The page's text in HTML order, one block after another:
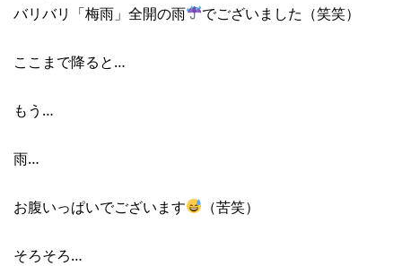
バリバリ「梅雨」全開の雨
でございました（笑笑）
ここまで降ると…
もう…
雨…
お腹いっぱいでございます （苦笑）
そろそろ…